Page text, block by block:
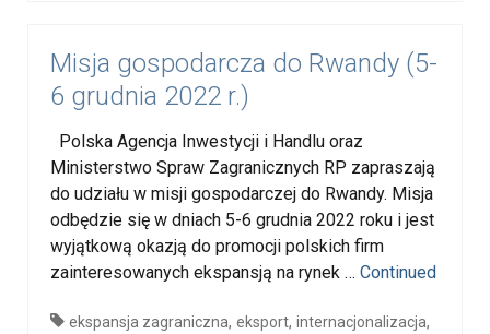
Misja gospodarcza do Rwandy (5-
6 grudnia 2022 r.)
Polska Agencja Inwestycji i Handlu oraz
Ministerstwo Spraw Zagranicznych RP zapraszają
do udziału w misji gospodarczej do Rwandy. Misja
odbędzie się w dniach 5-6 grudnia 2022 roku i jest
wyjątkową okazją do promocji polskich firm
zainteresowanych ekspansją na rynek … Continued
ekspansja zagraniczna, eksport, internacjonalizacja,